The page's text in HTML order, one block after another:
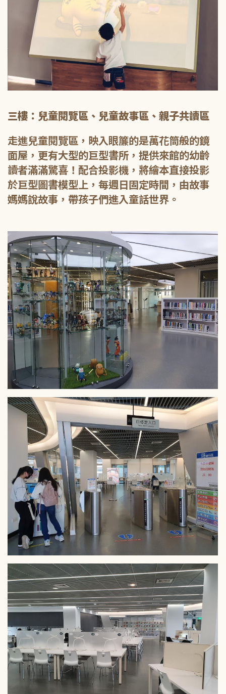
三樓：兒童閱覽區、兒童故事區、親子共讀區
走進兒童閱覽區，映入眼簾的是萬花筒般的鏡
面屋，更有大型的巨型書所，提供來館的幼齡
讀者滿滿驚喜！配合投影機，將繪本直接投影
於巨型圖書模型上，每週日固定時間，由故事
媽媽說故事，帶孩子們進入童話世界。